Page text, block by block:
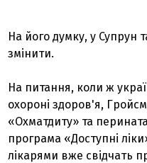
На його думку, у Супрун
змінити.
На питання, коли ж
охороні здоров'я,
«Охматдиту» та
програма «Доступні
лікарями вже свідчать